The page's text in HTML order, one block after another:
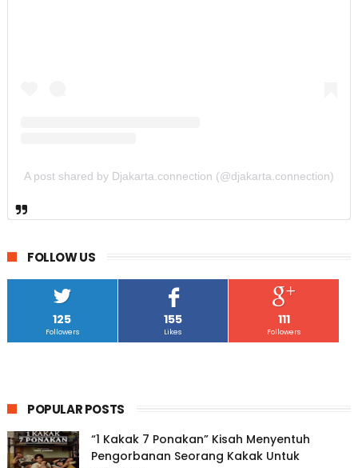
A post shared by Djakarta.connection (@djakarta.connection)
FOLLOW US
125
Followers
155
Likes
111
Followers
POPULAR POSTS
“1 Kakak 7 Ponakan” Kisah Menyentuh
Pengorbanan Seorang Kakak Untuk